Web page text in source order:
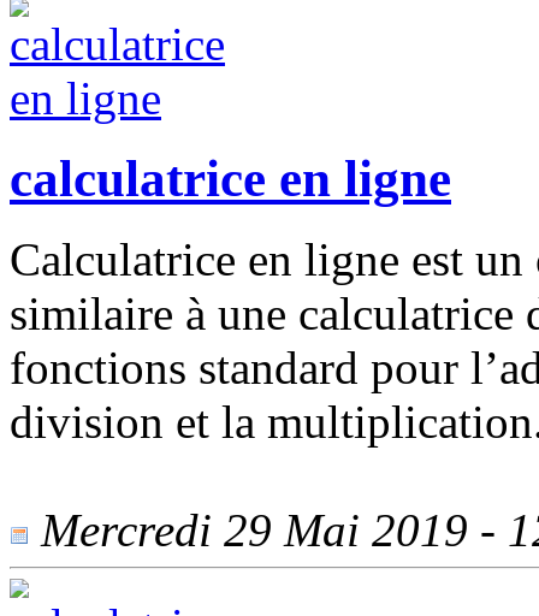
calculatrice en ligne
Calculatrice en ligne est
similaire à une calculatrice
fonctions standard pour
division et la
Mercredi 29 Mai 2019 -